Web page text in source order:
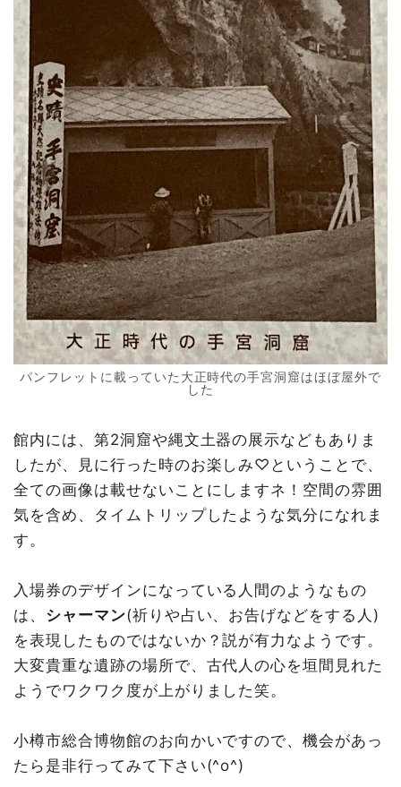
パンフレットに載っていた大正時代の手宮洞窟はほぼ屋外で
した
館内には、第2洞窟や縄文土器の展示などもありま
したが、見に行った時のお楽しみ♡ということで、
全ての画像は載せないことにしますネ！空間の雰囲
気を含め、タイムトリップしたような気分になれま
す。
入場券のデザインになっている人間のようなもの
は、 シャーマン(祈りや占い、お告げなどをする人)
を表現したものではないか？説が有力なようです。
大変貴重な遺跡の場所で、古代人の心を垣間見れた
ようでワクワク度が上がりました笑。
小樽市総合博物館のお向かいですので、機会があっ
たら是非行ってみて下さい(^o^)